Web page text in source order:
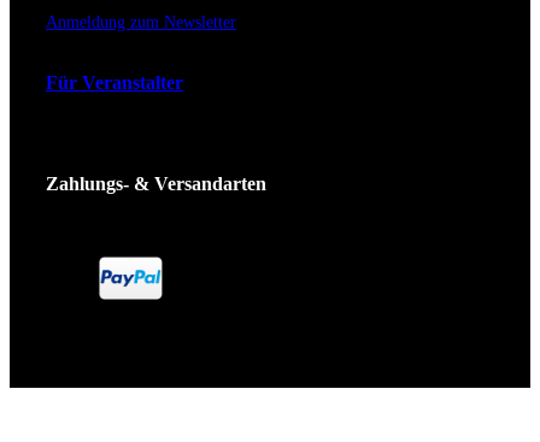
Anmeldung zum Newsletter
Für Veranstalter
Zahlungs- & Versandarten